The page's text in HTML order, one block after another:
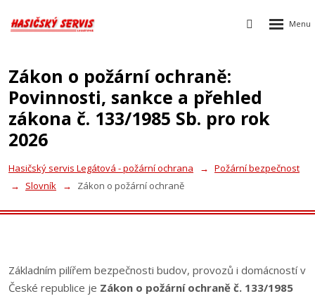
Vyhledávání
Rozbalení
Zákon o požární ochraně:
Povinnosti, sankce a přehled
zákona č. 133/1985 Sb. pro rok
2026
Hasičský servis Legátová - požární ochrana
Požární bezpečnost
Slovník
Zákon o požární ochraně
Základním pilířem bezpečnosti budov, provozů i domácností v
České republice je Zákon o požární ochraně č. 133/1985